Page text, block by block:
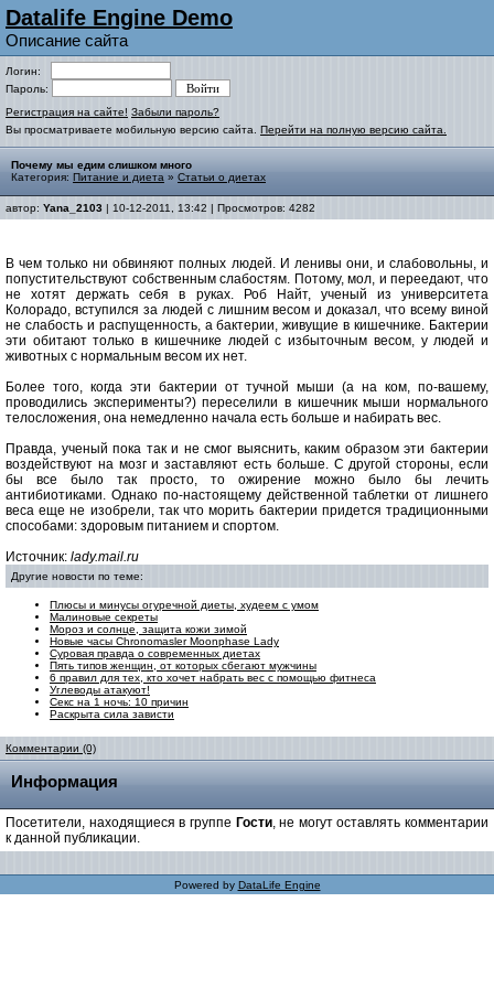
Datalife Engine Demo
Описание сайта
Логин:
Пароль:
Регистрация на сайте! Забыли пароль?
Вы просматриваете мобильную версию сайта. Перейти на полную версию сайта.
Почему мы едим слишком много
Категория: Питание и диета » Статьи о диетах
автор: Yana_2103 | 10-12-2011, 13:42 | Просмотров: 4282
В чем только ни обвиняют полных людей. И ленивы они, и слабовольны, и
попустительствуют собственным слабостям. Потому, мол, и переедают, что
не хотят держать себя в руках. Роб Найт, ученый из университета
Колорадо, вступился за людей с лишним весом и доказал, что всему виной
не слабость и распущенность, а бактерии, живущие в кишечнике. Бактерии
эти обитают только в кишечнике людей с избыточным весом, у людей и
животных с нормальным весом их нет.
Более того, когда эти бактерии от тучной мыши (а на ком, по-вашему,
проводились эксперименты?) переселили в кишечник мыши нормального
телосложения, она немедленно начала есть больше и набирать вес.
Правда, ученый пока так и не смог выяснить, каким образом эти бактерии
воздействуют на мозг и заставляют есть больше. С другой стороны, если
бы все было так просто, то ожирение можно было бы лечить
антибиотиками. Однако по-настоящему действенной таблетки от лишнего
веса еще не изобрели, так что морить бактерии придется традиционными
способами: здоровым питанием и спортом.
Источник: lady.mail.ru
Другие новости по теме:
Плюсы и минусы огуречной диеты, худеем с умом
Малиновые секреты
Мороз и солнце, защита кожи зимой
Новые часы Chronomasler Мооnphase Lady
Суровая правда о современных диетах
Пять типов женщин, от которых сбегают мужчины
6 правил для тех, кто хочет набрать вес с помощью фитнеса
Углеводы атакуют!
Cекс на 1 ночь: 10 причин
Раскрыта сила зависти
Комментарии (0)
Информация
Посетители, находящиеся в группе Гости, не могут оставлять комментарии
к данной публикации.
Powered by DataLife Engine